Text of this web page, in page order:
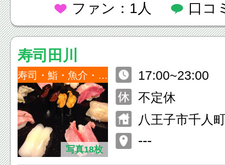
ファン：1人 口コ
寿司田川
寿司・鮨・魚介・海鮮
写真18枚
17:00~23:00
不定休
八王子市千人
---